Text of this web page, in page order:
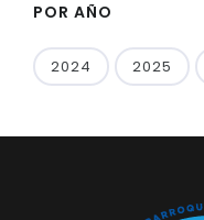
POR AÑO
2024 2025